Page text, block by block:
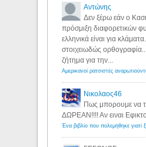
Αντώνης
Δεν ξέρω εάν ο
πρόσμιξη διαφορετικών
ελληνικά είναι για
στοιχειωδώς
ζήτημα για την...
Νικολαος46
Πως μπορουμε να
ΔΩΡΕΑΝ!!!! Αν ειναι